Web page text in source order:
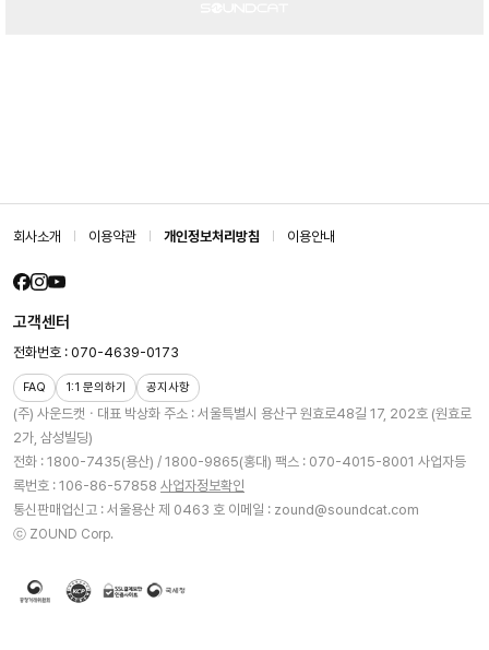
회사소개 이용약관 개인정보처리방침 이용안내
(주) 사운드캣ㆍ대표 박상화 주소 : 서울특별시 용산구 원효로48길 17, 202호 (원효로
2가, 삼성빌딩)
전화 : 1800-7435(용산) / 1800-9865(홍대) 팩스 : 070-4015-8001 사업자등
록번호 : 106-86-57858 사업자정보확인
통신판매업신고 : 서울용산 제 0463 호 이메일 : zound@soundcat.com
ⓒ ZOUND Corp.
고객센터
전화번호 : 070-4639-0173
FAQ 1:1 문의하기 공지사항